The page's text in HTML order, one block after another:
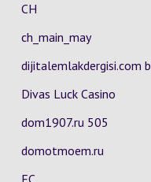
CH
ch_main_may
dijitalemlakdergisi.com b
Divas Luck Casino
dom1907.ru 505
domotmoem.ru
EC